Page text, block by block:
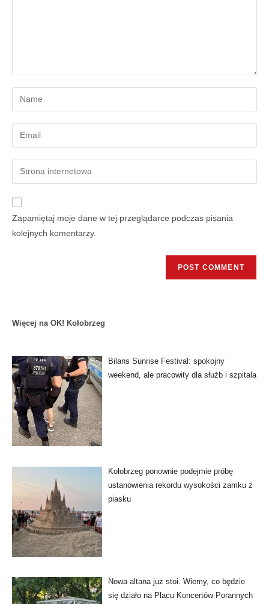
Zapamiętaj moje dane w tej przeglądarce podczas pisania
kolejnych komentarzy.
Więcej na OK! Kołobrzeg
Bilans Sunrise Festival: spokojny
weekend, ale pracowity dla służb i szpitala
Kołobrzeg ponownie podejmie próbę
ustanowienia rekordu wysokości zamku z
piasku
Nowa altana już stoi. Wiemy, co będzie
się działo na Placu Koncertów Porannych